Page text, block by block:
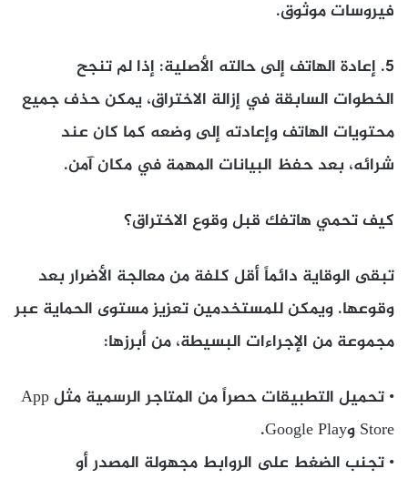
فيروسات موثوق.
5. إعادة الهاتف إلى حالته الأصلية: إذا لم تنجح
الخطوات السابقة في إزالة الاختراق، يمكن حذف جميع
محتويات الهاتف وإعادته إلى وضعه كما كان عند
شرائه، بعد حفظ البيانات المهمة في مكان آمن.
كيف تحمي هاتفك قبل وقوع الاختراق؟
تبقى الوقاية دائماً أقل كلفة من معالجة الأضرار بعد
وقوعها. ويمكن للمستخدمين تعزيز مستوى الحماية عبر
مجموعة من الإجراءات البسيطة، من أبرزها:
• تحميل التطبيقات حصراً من المتاجر الرسمية مثل App
Store وGoogle Play.
• تجنب الضغط على الروابط مجهولة المصدر أو